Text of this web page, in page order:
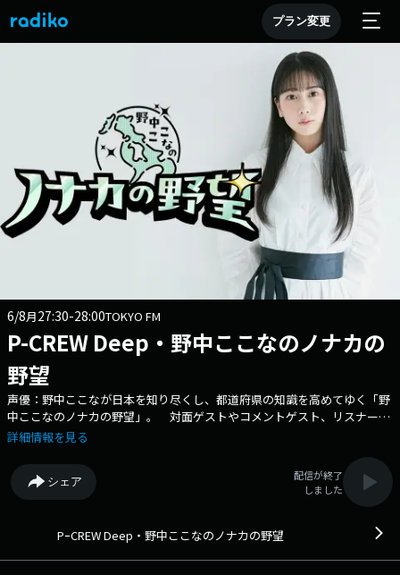
プラン変更
6/8月27:30-28:00TOKYO FM
P-CREW Deep・野中ここなのノナカの
野望
声優：野中ここなが日本を知り尽くし、都道府県の知識を高めてゆく「野
中ここなのノナカの野望」。 対面ゲストやコメントゲスト、リスナーの
情報・メッセージなどから、都道府県あるあるや観光スポット、グルメ情
にはアナタの力が必要不可欠！ 素敵な日本を再発見！パーソナリティ、
ゲスト、リスナーが三位一体となって「ノナカの野望」を実現することは
できるのか？ メンバーシップでは、特別コンテンツとして野中ここなが
スペシャルプランでは、クローズアップした都道府県を舞台にした脚本を
詳細情報を見る
シェア
配信が終了
しました
PｰCREW Deep・野中ここなのノナカの野望